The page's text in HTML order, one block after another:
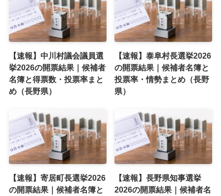
【速報】中川村議会議員選
挙2026の開票結果｜候補者
名簿と得票数・投票率まと
め（長野県）
【速報】泰阜村長選挙2026
の開票結果｜候補者名簿と
投票率・情勢まとめ（長野
県）
【速報】寄居町長選挙2026
の開票結果｜候補者名簿と
【速報】長野県知事選挙
2026の開票結果｜候補者名